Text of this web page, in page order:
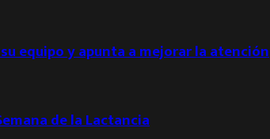
equipo y apunta a mejorar la atención
de la Lactancia